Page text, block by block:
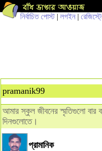
নির্বাচিত পোস্ট| লগইন |
pramanik99
আমার স্কুল জীবনের স্মৃতিগুলো বার
দিনগুলোতে।
প্রামানিক